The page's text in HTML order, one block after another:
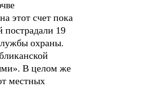
этот счет пока
пострадали 19
охраны.
В целом же
местных